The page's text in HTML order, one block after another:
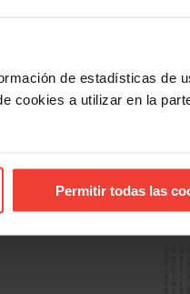
de estadísticas de
cookies a utilizar en la
Permitir todas las